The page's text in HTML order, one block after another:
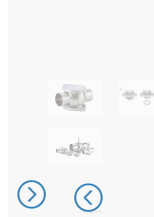
ausencia de
sellados de
certificadas 3A.
cuerpo
AISI316L.
instrumento
fabricantes